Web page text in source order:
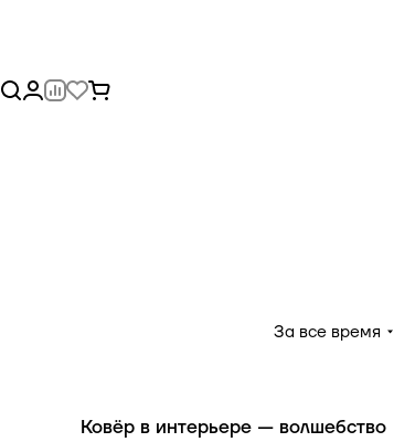
За все время
Обзоры товаров
Ковёр в интерьере — волшебство